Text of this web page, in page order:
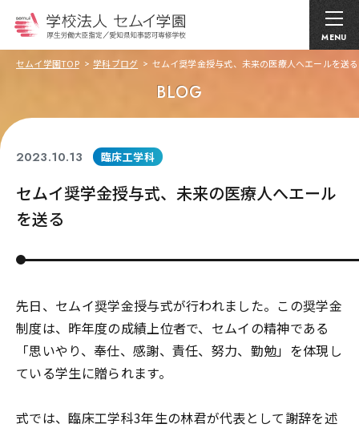
MENU
セムイ学園TOP 学科ブログ セムイ奨学金授与式、未来の医療人へエールを送る
BLOG
2023.10.13 臨床工学科
セムイ奨学金授与式、未来の医療人へエール
を送る
先日、セムイ奨学金授与式が行われました。この奨学金
制度は、昨年度の成績上位者で、セムイの精神である
「思いやり、奉仕、感謝、責任、努力、勤勉」を体現し
ている学生に贈られます。
式では、臨床工学科3年生の林君が代表として謝辞を述